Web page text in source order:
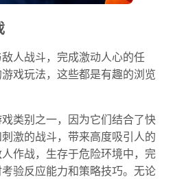
人战斗，完成激动人心的任
戏玩法，这些都是有趣的浏览
类别之一，因为它们结合了快
激的战斗，带来高度吸引人的
作战，生存于危险环境中，完
验反应能力和策略技巧。无论